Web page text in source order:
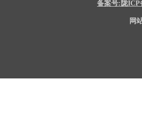
备案号:陇ICP
网